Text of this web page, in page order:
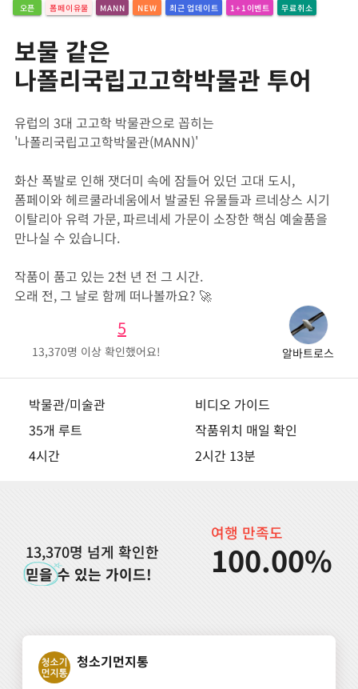
오픈 폼페이유물 MANN NEW 최근 업데이트 1+1이벤트 무료취소
보물 같은
나폴리국립고고학박물관 투어
유럽의 3대 고고학 박물관으로 꼽히는
'나폴리국립고고학박물관(MANN)'
화산 폭발로 인해 잿더미 속에 잠들어 있던 고대 도시,
폼페이와 헤르쿨라네움에서 발굴된 유물들과 르네상스 시기
이탈리아 유력 가문, 파르네세 가문이 소장한 핵심 예술품을
만나실 수 있습니다.
작품이 품고 있는 2천 년 전 그 시간.
오래 전, 그 날로 함께 떠나볼까요? 🚀
5
13,370명 이상 확인했어요! 알바트로스
박물관/미술관
비디오 가이드
35개 루트
작품위치 매일 확인
4시간
2시간 13분
13,370명 넘게 확인한
믿을수 있는 가이드!
여행 만족도
100.00%
청소기먼지통